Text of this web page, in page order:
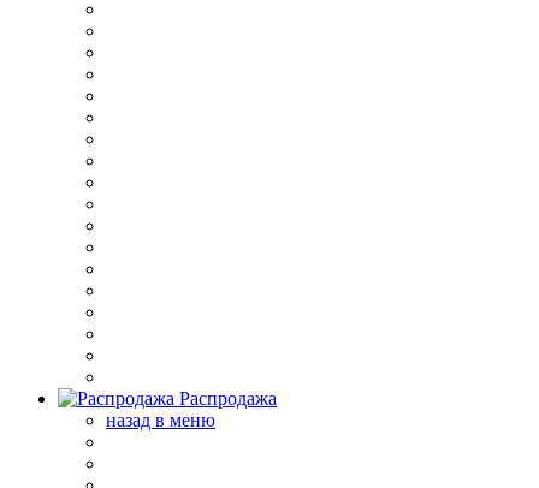
Распродажа
назад в меню